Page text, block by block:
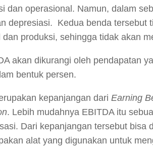
dan operasional. Namun, dalam
depresiasi. Kedua benda tersebut
produksi, sehingga tidak akan
akan dikurangi oleh pendapatan
bentuk persen.
kepanjangan dari Earning
. Lebih mudahnya EBITDA itu
Dari kepanjangan tersebut bisa
alat yang digunakan untuk